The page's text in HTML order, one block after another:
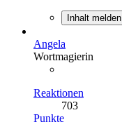
Inhalt melden
Angela
Wortmagierin
Reaktionen
703
Punkte